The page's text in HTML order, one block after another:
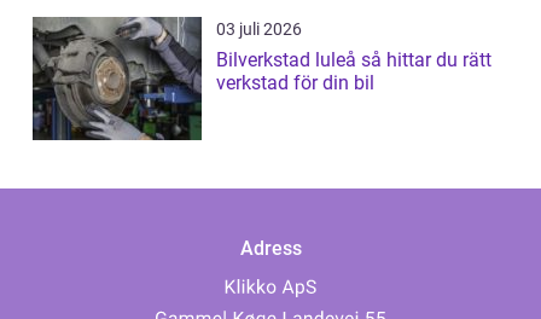
03 juli 2026
Bilverkstad luleå så hittar du rätt
verkstad för din bil
Adress